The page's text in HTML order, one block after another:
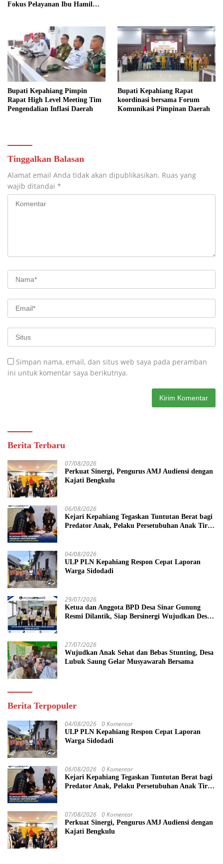
Fokus Pelayanan Ibu Hamil
Bupati Kepahiang Pimpin
Rapat High Level Meeting Tim
Pengendalian Inflasi Daerah
Bupati Kepahiang Rapat
koordinasi bersama Forum
Komunikasi Pimpinan Daerah
Tinggalkan Balasan
Alamat email Anda tidak akan dipublikasikan. Ruas yang
wajib ditandai *
Simpan nama, email, dan situs web saya pada peramban
ini untuk komentar saya berikutnya.
Berita Terbaru
07/08/2026
Perkuat Sinergi, Pengurus AMJ Audiensi dengan
Kajati Bengkulu
06/08/2026
Kejari Kepahiang Tegaskan Tuntutan Berat bagi
Predator Anak, Pelaku Persetubuhan Anak Tiri
04/08/2026
ULP PLN Kepahiang Respon Cepat Laporan
Warga Sidodadi
29/07/2026
Ketua dan Anggota BPD Desa Sinar Gunung
Resmi Dilantik, Siap Bersinergi Wujudkan Desa
27/07/2026
Wujudkan Anak Sehat dan Bebas Stunting, Desa
Lubuk Saung Gelar Musyawarah Bersama
Berita Terpopuler
04/08/2026 0 Komentar
ULP PLN Kepahiang Respon Cepat Laporan
Warga Sidodadi
06/08/2026 0 Komentar
Kejari Kepahiang Tegaskan Tuntutan Berat bagi
Predator Anak, Pelaku Persetubuhan Anak Tiri
07/08/2026 0 Komentar
Perkuat Sinergi, Pengurus AMJ Audiensi dengan
Kajati Bengkulu